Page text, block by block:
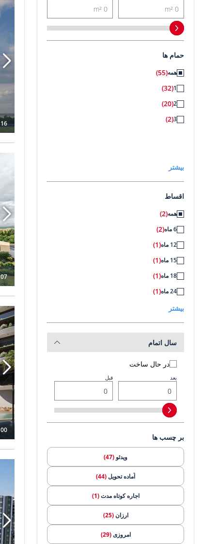
حمام ها
همه(55)
1
(32)
2
(20)
3
(2)
بیشتر
اقساط
همه(2)
6 ماه (2)
12 ماه (1)
15 ماه (1)
18 ماه (1)
24 ماه
(1)
بیشتر
سال اتمام
در حال ساخت
بعد قبل
بر چسب ها
ویدئو (47)
آماده تحویل(44)
اجاره کوتاه مدت(1)
ارزان(25)
امروزی(29)